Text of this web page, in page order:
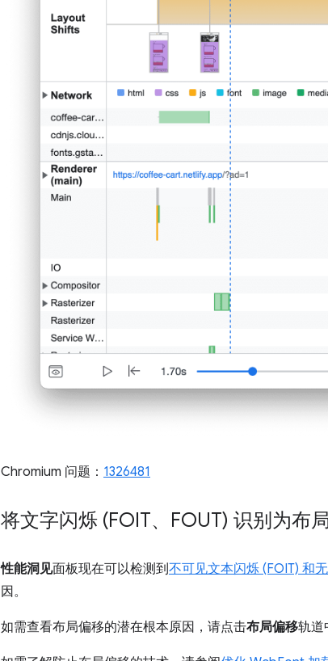
Chromium 问题： 1326481
将文字闪烁 (FOIT、FOUT) 识别为布
性能洞见面板现在可以检测到不可见文本闪烁 (FOIT) 和
因。
如需查看布局偏移的潜在根本原因，请点击布局偏移轨道